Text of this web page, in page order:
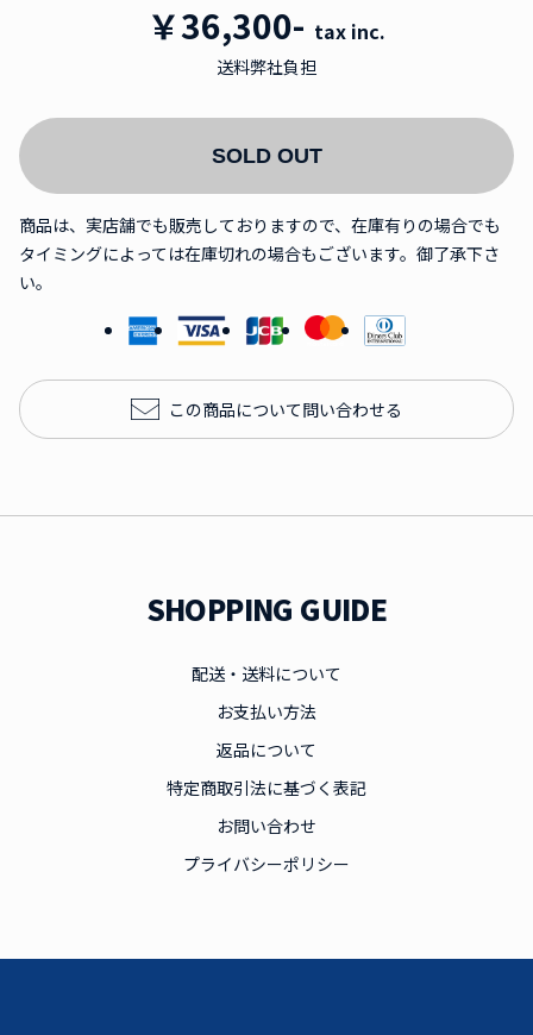
￥36,300- tax inc.
送料弊社負担
SOLD OUT
商品は、実店舗でも販売しておりますので、在庫有りの場合でも
タイミングによっては在庫切れの場合もございます。御了承下さ
い。
この商品について問い合わせる
SHOPPING GUIDE
配送・送料について
お支払い方法
返品について
特定商取引法に基づく表記
お問い合わせ
プライバシーポリシー